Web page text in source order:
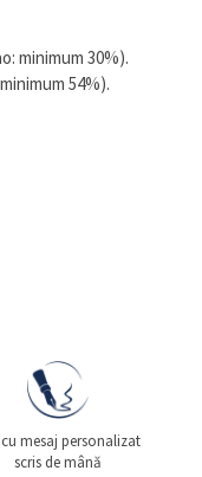
minimum 30%).
54%).
mesaj personalizat
scris de mână